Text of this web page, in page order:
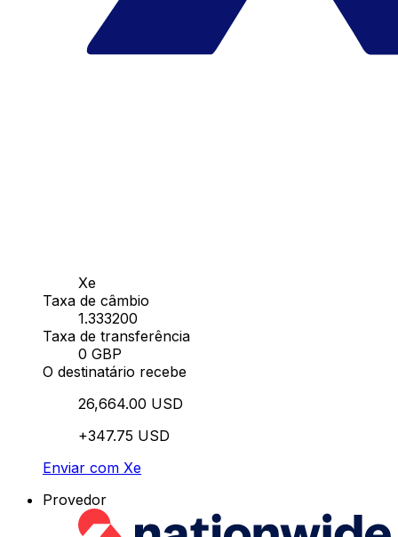
Xe
Taxa de câmbio
1.333200
Taxa de transferência
0 GBP
O destinatário recebe
26,664.00 USD
+347.75 USD
Enviar com Xe
Provedor